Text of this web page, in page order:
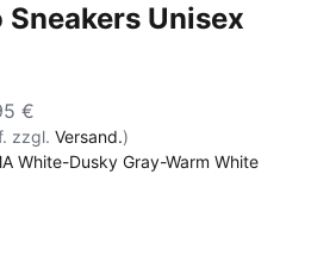
Sneakers Unisex
€
zzgl. Versand.)
White-Dusky Gray-Warm White
White-Dusky Gray-Warm White
New Navy-Toasted Almond